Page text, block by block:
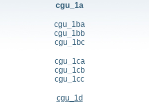
cgu_1a
cgu_1ba
cgu_1bb
cgu_1bc
cgu_1ca
cgu_1cb
cgu_1cc
cgu_1d